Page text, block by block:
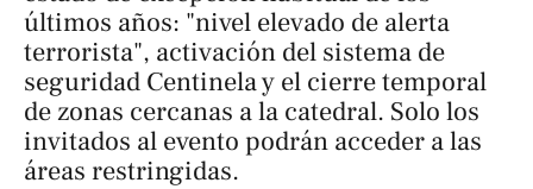
últimos años: "nivel elevado de alerta
terrorista", activación del sistema de
seguridad Centinela y el cierre temporal
de zonas cercanas a la catedral. Solo los
invitados al evento podrán acceder a las
áreas restringidas.